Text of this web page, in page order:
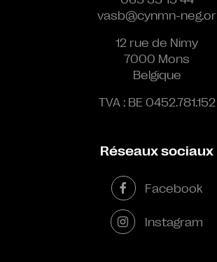
vasb@cynmn-neg.or
12 rue de Nimy
7000 Mons
Belgique
TVA : BE 0452.781.152
Réseaux sociaux
Facebook
Instagram